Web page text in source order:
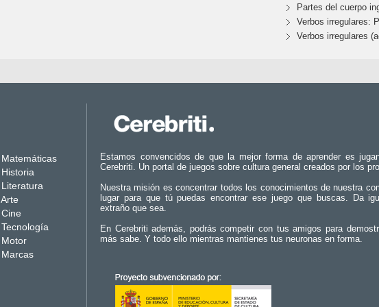
Partes del cuerpo
Verbos irregulares:
Verbos irregulares
Matemáticas
Historia
Literatura
Arte
Cine
Tecnología
Motor
Marcas
Estamos convencidos de que la mejor forma de aprender es
Cerebriti. Un portal de juegos sobre cultura general creados por los
Nuestra misión es concentrar todos los conocimientos de nuestra
lugar para que tú puedas encontrar ese juego que buscas. Da
extraño que sea.
En Cerebriti además, podrás competir con tus amigos para
más sabe. Y todo ello mientras mantienes tus neuronas en forma.